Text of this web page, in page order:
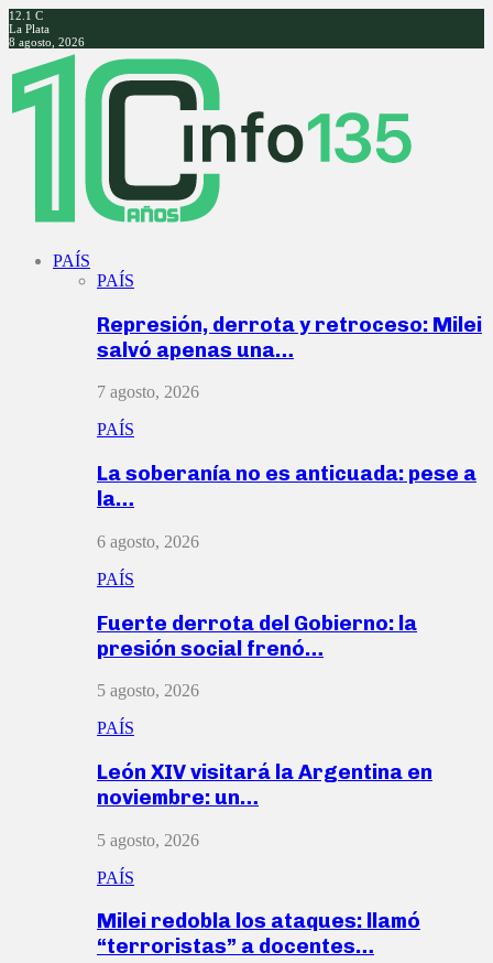
12.1 C
La Plata
8 agosto, 2026
Facebook
Twitter
Instagram
Youtube
PAÍS
PAÍS
Represión, derrota y retroceso: Milei
salvó apenas una…
7 agosto, 2026
PAÍS
La soberanía no es anticuada: pese a
la…
6 agosto, 2026
PAÍS
Fuerte derrota del Gobierno: la
presión social frenó…
5 agosto, 2026
PAÍS
León XIV visitará la Argentina en
noviembre: un…
5 agosto, 2026
PAÍS
Milei redobla los ataques: llamó
“terroristas” a docentes…